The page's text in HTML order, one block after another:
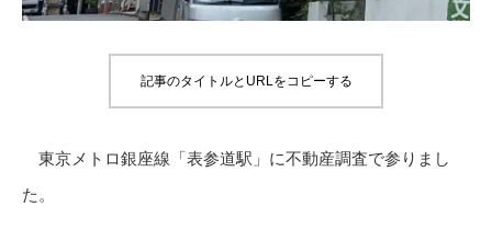
記事のタイトルとURLをコピーする
東京メトロ銀座線「表参道駅」に不動産調査で参りまし
た。